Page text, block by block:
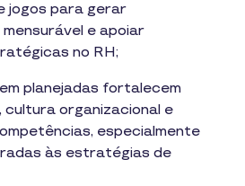
jogos para gerar
e apoiar
no RH;
planejadas fortalecem
organizacional e
especialmente
às estratégias de